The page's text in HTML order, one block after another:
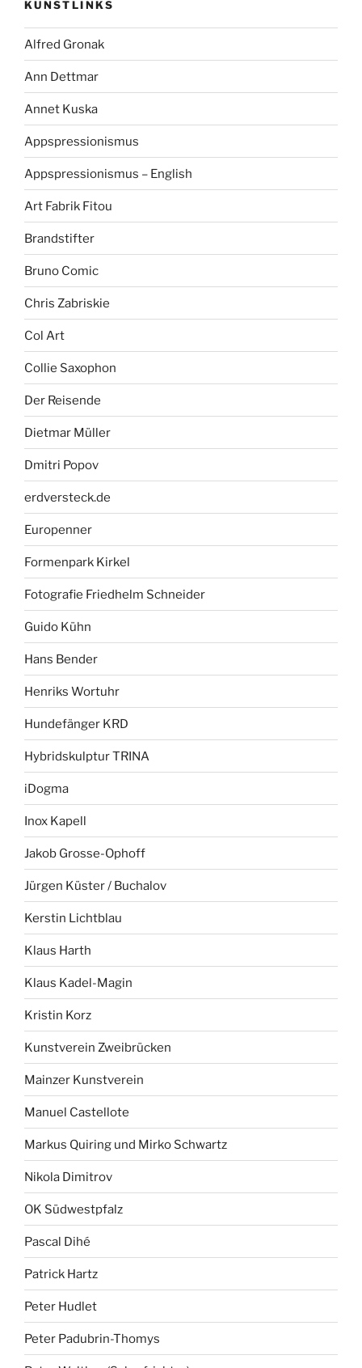
KUNSTLINKS
Alfred Gronak
Ann Dettmar
Annet Kuska
Appspressionismus
Appspressionismus – English
Art Fabrik Fitou
Brandstifter
Bruno Comic
Chris Zabriskie
Col Art
Collie Saxophon
Der Reisende
Dietmar Müller
Dmitri Popov
erdversteck.de
Europenner
Formenpark Kirkel
Fotografie Friedhelm Schneider
Guido Kühn
Hans Bender
Henriks Wortuhr
Hundefänger KRD
Hybridskulptur TRINA
iDogma
Inox Kapell
Jakob Grosse-Ophoff
Jürgen Küster / Buchalov
Kerstin Lichtblau
Klaus Harth
Klaus Kadel-Magin
Kristin Korz
Kunstverein Zweibrücken
Mainzer Kunstverein
Manuel Castellote
Markus Quiring und Mirko Schwartz
Nikola Dimitrov
OK Südwestpfalz
Pascal Dihé
Patrick Hartz
Peter Hudlet
Peter Padubrin-Thomys